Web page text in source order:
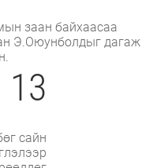
заан байхаасаа
Э.Оюунболдыг дагаж
сайн